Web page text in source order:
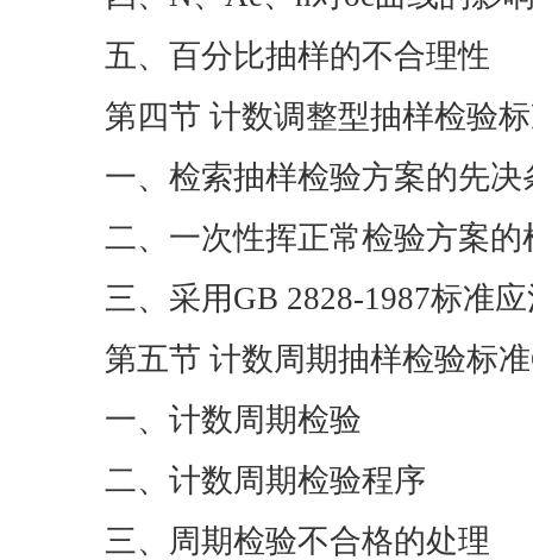
五、百分比抽样的不合理性
第四节 计数调整型抽样检验
一、检索抽样检验方案的先决
二、一次性挥正常检验方案的
三、采用GB 2828-1987标准
第五节 计数周期抽样检验标
一、计数周期检验
二、计数周期检验程序
三、周期检验不合格的处理